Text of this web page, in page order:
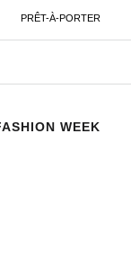
PRÊT-À-PORTER
WEEK